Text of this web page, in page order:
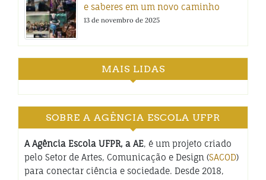
e saberes em um novo caminho
13 de novembro de 2025
MAIS LIDAS
SOBRE A AGÊNCIA ESCOLA UFPR
A Agência Escola UFPR, a AE, é um projeto criado
pelo Setor de Artes, Comunicação e Design (SACOD)
para conectar ciência e sociedade. Desde 2018,